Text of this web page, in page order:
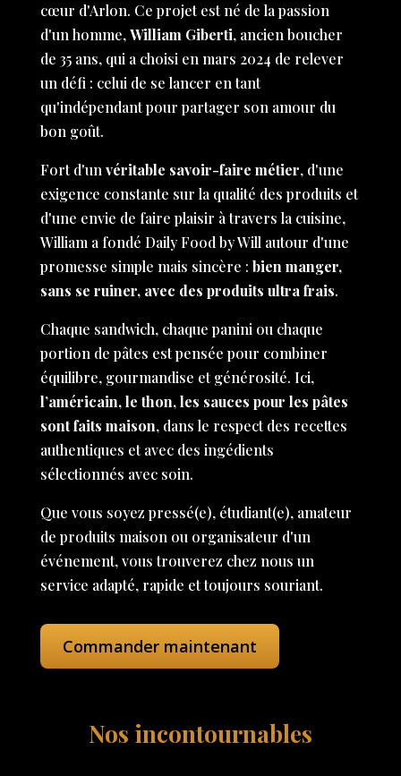
cœur d'Arlon. Ce projet est né de la passion
d'un homme,William Giberti, ancien boucher
de 35 ans, qui a choisi en mars 2024 de relever
un défi : celui de se lancer en tant
qu'indépendant pour partager son amour du
bon goût.
Fort d'unvéritable savoir-faire métier, d'une
exigence constante sur la qualité des produits et
d'une envie de faire plaisir à travers la cuisine,
William a fondé Daily Food by Will autour d'une
promesse simple mais sincère : bien manger,
sans se ruiner, avec des produits ultra frais.
Chaque sandwich, chaque panini ou chaque
portion de pâtes est pensée pour combiner
équilibre, gourmandise et générosité. Ici,
l’américain, le thon, les sauces pour les pâtes
sont faits maison, dans le respect des recettes
authentiques et avec des ingédients
sélectionnés avec soin.
Que vous soyez pressé(e), étudiant(e), amateur
de produits maison ou organisateur d'un
événement, vous trouverez chez nous un
service adapté, rapide et toujours souriant.
Commander maintenant
Nos incontournables